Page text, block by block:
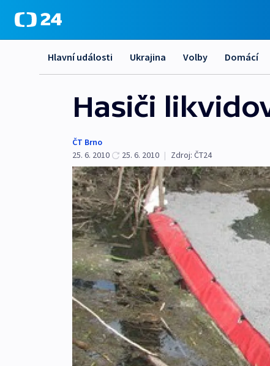
Hlavní události Ukrajina Volby Domácí
Hasiči
ČT Brno
25. 6. 2010
25. 6. 2010 | Zdroj: ČT24